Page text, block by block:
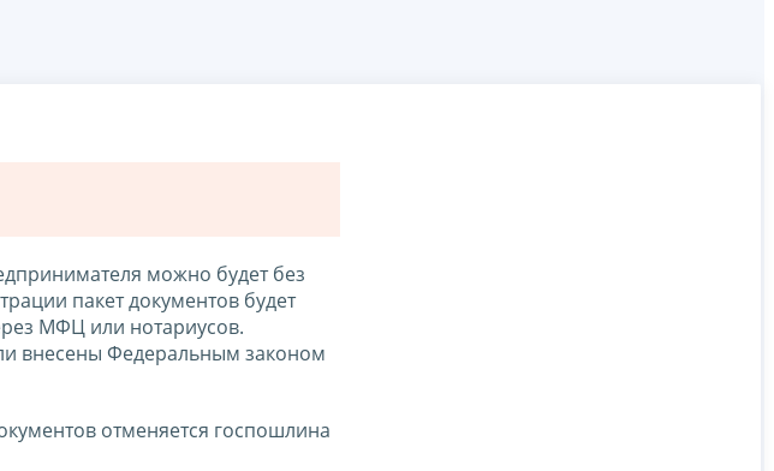
можно будет без
пакет документов будет
МФЦ или нотариусов.
внесены Федеральным законом
отменяется госпошлина